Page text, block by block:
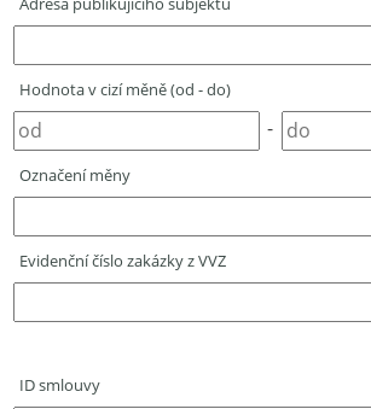
Hodnota v cizí měně (od - do)
-
Označení měny
Evidenční číslo zakázky z VVZ
ID smlouvy